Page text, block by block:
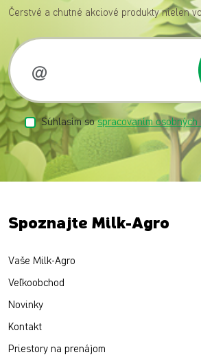
Čerstvé a chutné akciové produkty nielen
Súhlasím sospracovaním osobných
Spoznajte Milk-Agro
Vaše Milk-Agro
Veľkoobchod
Novinky
Kontakt
Priestory na prenájom